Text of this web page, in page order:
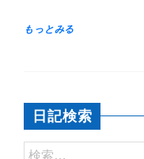
日記検索